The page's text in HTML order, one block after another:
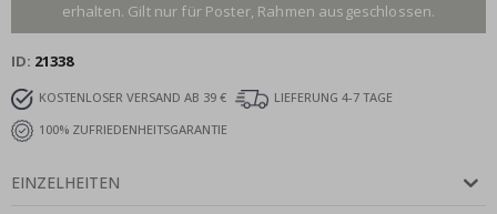
erhalten. Gilt nur für Poster, Rahmen ausgeschlossen.
ID 21338
KOSTENLOSER VERSAND AB 39 €
LIEFERUNG 4-7 TAGE
100% ZUFRIEDENHEITSGARANTIE
EINZELHEITEN